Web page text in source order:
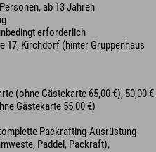
ab 13 Jahren
erforderlich
17, Kirchdorf (hinter Gruppenhaus
(ohne Gästekarte 65,00 €), 50,00 €
Gästekarte 55,00 €)
Packrafting-Ausrüstung
Paddel, Packraft),